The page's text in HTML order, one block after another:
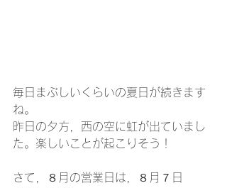
毎日まぶしいくらいの夏日が続きます
ね。
昨日の夕方，西の空に虹が出ていまし
た。楽しいことが起こりそう！
さて，８月の営業日は，８月７日